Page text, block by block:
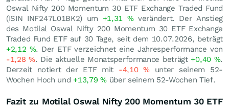
Oswal Nifty 200 Momentum 30 ETF Exchange Traded Fund
(ISIN INF247L01BK2) um +1,31 %verändert. Der Anstieg
des Motilal Oswal Nifty 200 Momentum 30 ETF Exchange
Traded Fund ETF auf 30 Tage, seit dem 10.07.2026, beträgt
+2,12 %. Der ETF verzeichnet eine Jahresperformance von
-1,28%. Die aktuelle Monatsperformance beträgt +0,40 %.
Derzeit notiert der ETF mit -4,10%unter seinem 52-
Wochen Hoch und +13,79%über seinem 52-Wochen Tief.
Fazit zu Motilal Oswal Nifty 200 Momentum 30 ETF